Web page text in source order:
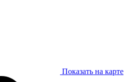
Показать на карте